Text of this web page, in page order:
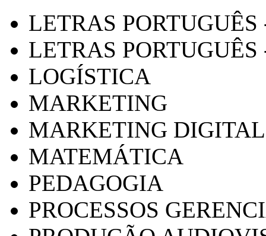
LETRAS
LETRAS PORTUGUÊS
LOGÍSTICA
MARKETING
MARKETING DIGITAL
MATEMÁTICA
PEDAGOGIA
PROCESSOS